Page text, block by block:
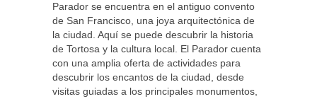
Parador se encuentra en el antiguo convento
de San Francisco, una joya arquitectónica de
la ciudad. Aquí se puede descubrir la historia
de Tortosa y la cultura local. El Parador cuenta
con una amplia oferta de actividades para
descubrir los encantos de la ciudad, desde
visitas guiadas a los principales monumentos,